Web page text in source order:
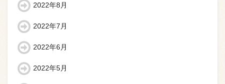
2022年8月
2022年7月
2022年6月
2022年5月